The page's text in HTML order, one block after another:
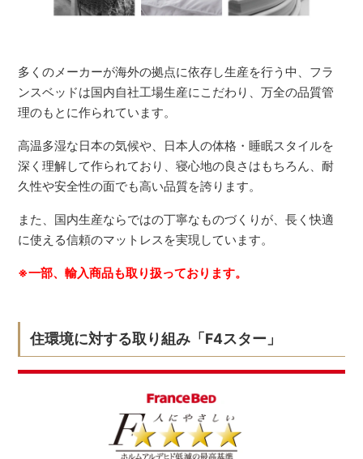
多くのメーカーが海外の拠点に依存し生産を行う中、フラ
ンスベッドは国内自社工場生産にこだわり、万全の品質管
理のもとに作られています。
高温多湿な日本の気候や、日本人の体格・睡眠スタイルを
深く理解して作られており、寝心地の良さはもちろん、耐
久性や安全性の面でも高い品質を誇ります。
また、国内生産ならではの丁寧なものづくりが、長く快適
に使える信頼のマットレスを実現しています。
※一部、輸入商品も取り扱っております。
住環境に対する取り組み「F4スター」